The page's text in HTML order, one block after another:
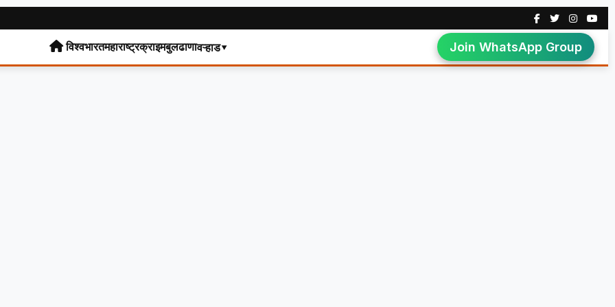
विश्वभारतमहाराष्ट्रक्राइमबुलढाणावऱ्हाड▾ Join WhatsApp Group